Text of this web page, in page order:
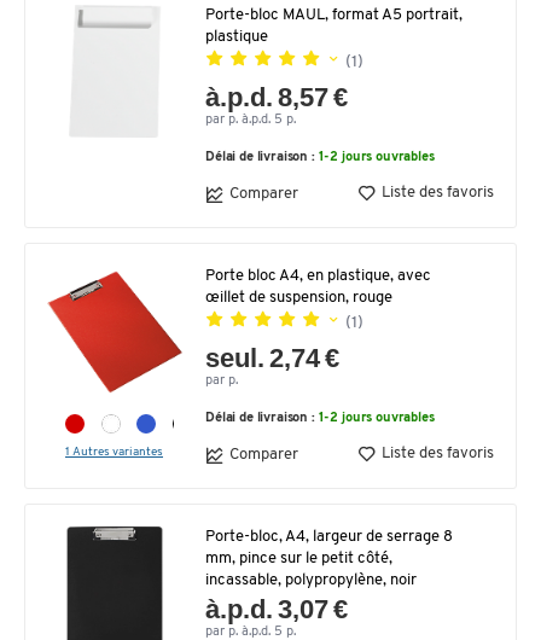
Porte-bloc MAUL, format A5 portrait,
plastique
(1)
à.p.d. 8,57 €
par p. à.p.d. 5 p.
Délai de livraison : 1-2 jours ouvrables
Comparer Liste des favoris
1 Autres variantes
Porte bloc A4, en plastique, avec
œillet de suspension, rouge
(1)
seul. 2,74 €
par p.
Délai de livraison : 1-2 jours ouvrables
Comparer Liste des favoris
Porte-bloc, A4, largeur de serrage 8
mm, pince sur le petit côté,
incassable, polypropylène, noir
à.p.d. 3,07 €
par p. à.p.d. 5 p.